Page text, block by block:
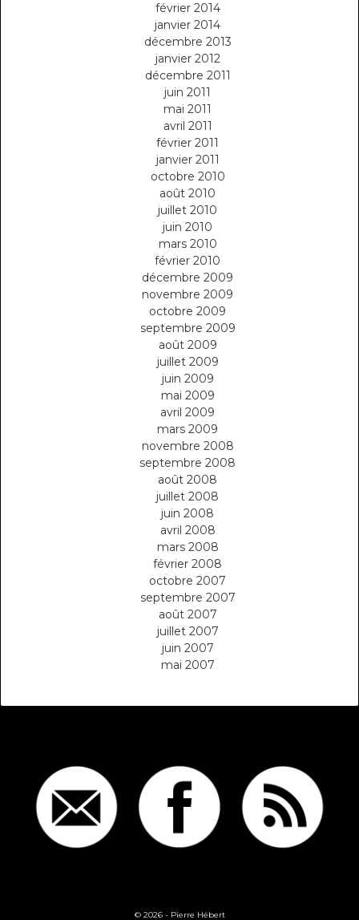
février 2014
janvier 2014
décembre 2013
janvier 2012
décembre 2011
juin 2011
mai 2011
avril 2011
février 2011
janvier 2011
octobre 2010
août 2010
juillet 2010
juin 2010
mars 2010
février 2010
décembre 2009
novembre 2009
octobre 2009
septembre 2009
août 2009
juillet 2009
juin 2009
mai 2009
avril 2009
mars 2009
novembre 2008
septembre 2008
août 2008
juillet 2008
juin 2008
avril 2008
mars 2008
février 2008
octobre 2007
septembre 2007
août 2007
juillet 2007
juin 2007
mai 2007
© 2026 - Pierre Hébert